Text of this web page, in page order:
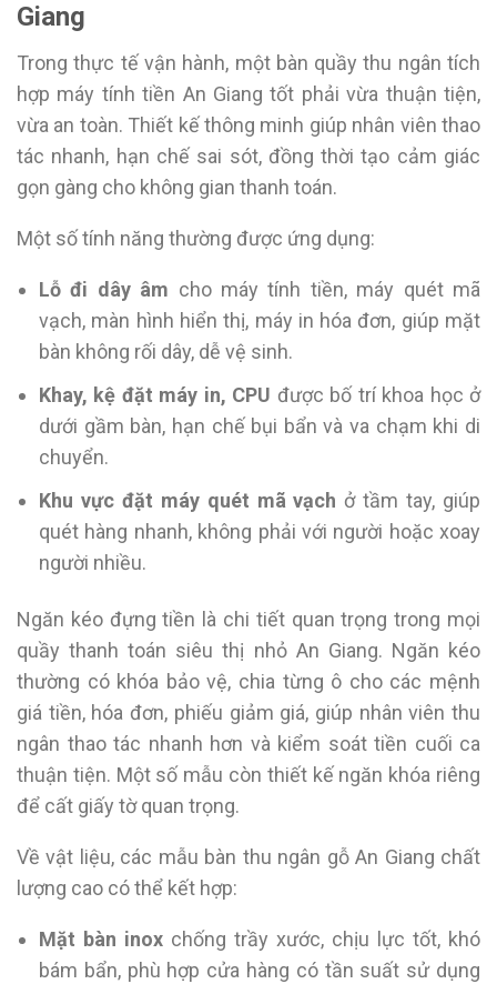
Giang
Trong thực tế vận hành, một bàn quầy thu ngân tích
hợp máy tính tiền An Giang tốt phải vừa thuận tiện,
vừa an toàn. Thiết kế thông minh giúp nhân viên thao
tác nhanh, hạn chế sai sót, đồng thời tạo cảm giác
gọn gàng cho không gian thanh toán.
Một số tính năng thường được ứng dụng:
Lỗ đi dây âm cho máy tính tiền, máy quét mã
vạch, màn hình hiển thị, máy in hóa đơn, giúp mặt
bàn không rối dây, dễ vệ sinh.
Khay, kệ đặt máy in, CPU được bố trí khoa học ở
dưới gầm bàn, hạn chế bụi bẩn và va chạm khi di
chuyển.
Khu vực đặt máy quét mã vạch ở tầm tay, giúp
quét hàng nhanh, không phải với người hoặc xoay
người nhiều.
Ngăn kéo đựng tiền là chi tiết quan trọng trong mọi
quầy thanh toán siêu thị nhỏ An Giang. Ngăn kéo
thường có khóa bảo vệ, chia từng ô cho các mệnh
giá tiền, hóa đơn, phiếu giảm giá, giúp nhân viên thu
ngân thao tác nhanh hơn và kiểm soát tiền cuối ca
thuận tiện. Một số mẫu còn thiết kế ngăn khóa riêng
để cất giấy tờ quan trọng.
Về vật liệu, các mẫu bàn thu ngân gỗ An Giang chất
lượng cao có thể kết hợp:
Mặt bàn inox chống trầy xước, chịu lực tốt, khó
bám bẩn, phù hợp cửa hàng có tần suất sử dụng